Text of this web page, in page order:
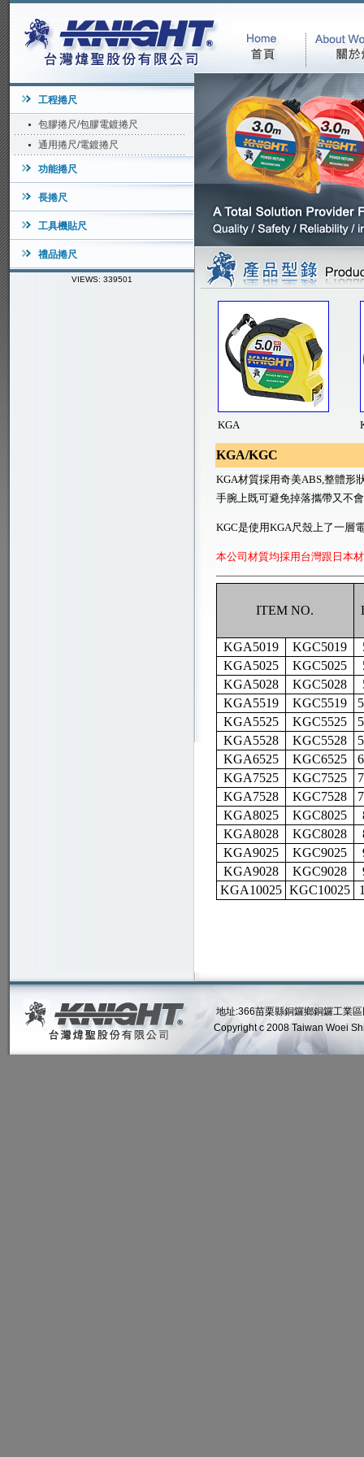
工程捲尺
包膠捲尺/包膠電鍍捲尺
通用捲尺/電鍍捲尺
功能捲尺
長捲尺
工具機貼尺
禮品捲尺
VIEWS: 339501
KGA
KGA/KGC
KGA材質採用奇美ABS,整體形
手腕上既可避免掉落攜帶又不
KGC是使用KGA尺殼上了一層
本公司材質均採用台灣跟日本
ITEM NO.
KGA5019 KGC5019
KGA5025
KGC5025
KGA5028
KGC5028
KGA5519
KGC5519
KGA5525
KGC5525
KGA5528
KGC5528
KGA6525
KGC6525
KGA7525
KGC7525
KGA7528
KGC7528
KGA8025
KGC8025
KGA8028
KGC8028
KGA9025
KGC9025
KGA9028
KGC9028
KGA10025 KGC10025
地址:366苗栗縣銅鑼鄉銅鑼工業區
Copyright c 2008 Taiwan Woei